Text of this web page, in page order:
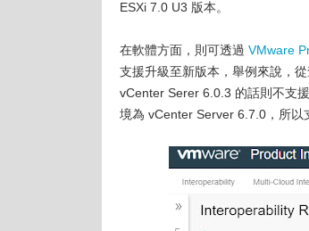
ESXi 7.0 U3 版本。
在軟體方面，則可透過 VMware
支援升級至新版本，舉例來說，
vCenter Serer 6.0.3 的話則不支
境為 vCenter Server 6.7.0，所以